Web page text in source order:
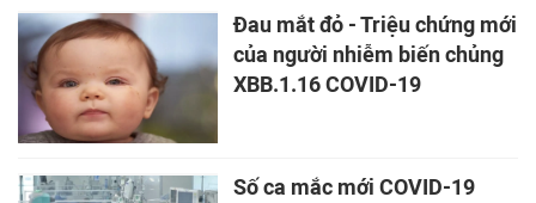
Đau mắt đỏ - Triệu chứng mới
của người nhiễm biến chủng
XBB.1.16 COVID-19
Số ca mắc mới COVID-19